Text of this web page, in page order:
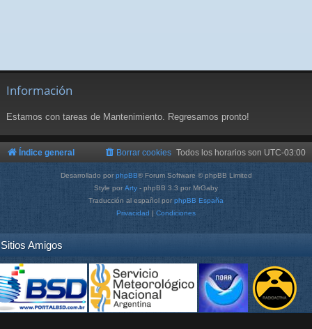
Información
Estamos con tareas de Mantenimiento. Regresamos pronto!
Índice general Todos los horarios son UTC-03:00
Borrar cookies
Desarrollado por phpBB® Forum Software © phpBB Limited
Style por Arty - phpBB 3.3 por MrGaby
Traducción al español por phpBB España
Privacidad | Condiciones
Sitios Amigos